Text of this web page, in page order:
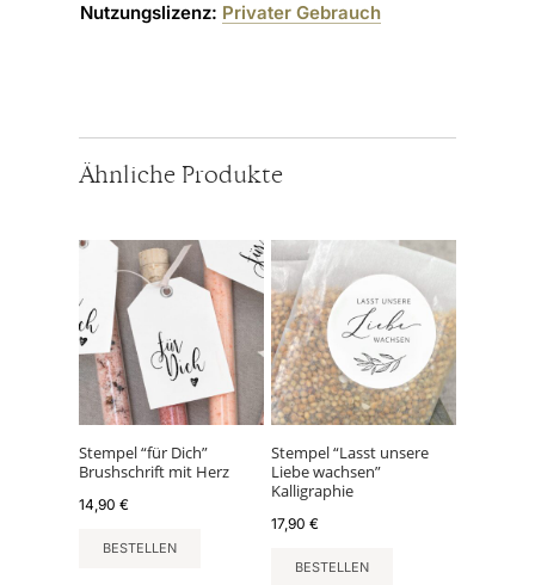
Nutzungslizenz: Privater Gebrauch
Ähnliche Produkte
Stempel “für Dich”
Brushschrift mit Herz
14,90 €
BESTELLEN
Stempel “Lasst unsere
Liebe wachsen”
Kalligraphie
17,90€
BESTELLEN